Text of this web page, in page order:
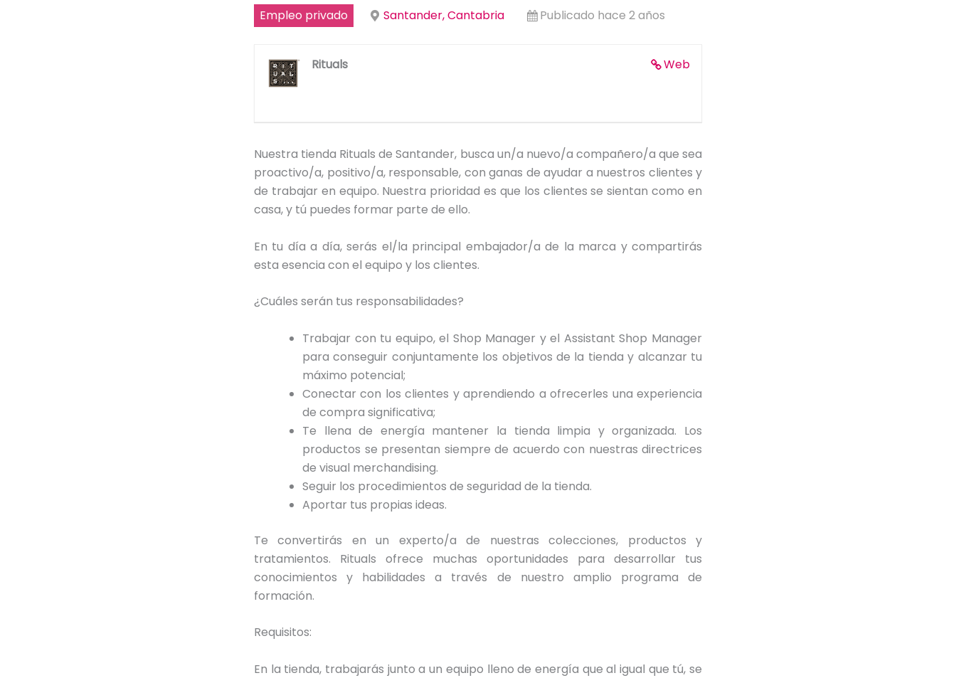
Empleo privado Santander, Cantabria Publicado hace 2 años
Web
Rituals
Nuestra tienda Rituals de Santander, busca un/a nuevo/a compañero/a que sea
proactivo/a, positivo/a, responsable, con ganas de ayudar a nuestros clientes y
de trabajar en equipo. Nuestra prioridad es que los clientes se sientan como en
casa, y tú puedes formar parte de ello.
En tu día a día, serás el/la principal embajador/a de la marca y compartirás
esta esencia con el equipo y los clientes.
¿Cuáles serán tus responsabilidades?
Trabajar con tu equipo, el Shop Manager y el Assistant Shop Manager
para conseguir conjuntamente los objetivos de la tienda y alcanzar tu
máximo potencial;
Conectar con los clientes y aprendiendo a ofrecerles una experiencia
de compra significativa;
Te llena de energía mantener la tienda limpia y organizada. Los
productos se presentan siempre de acuerdo con nuestras directrices
de visual merchandising.
Seguir los procedimientos de seguridad de la tienda.
Aportar tus propias ideas.
Te convertirás en un experto/a de nuestras colecciones, productos y
tratamientos. Rituals ofrece muchas oportunidades para desarrollar tus
conocimientos y habilidades a través de nuestro amplio programa de
formación.
Requisitos:
En la tienda, trabajarás junto a un equipo lleno de energía que al igual que tú, se